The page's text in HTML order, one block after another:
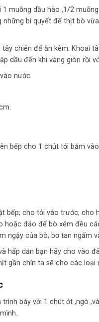
muỗng dầu hào ,1/2
bí quyết để thịt bò
chiên để ăn kèm. Khoai
dầu đến khi vàng giòn rồi
nước.
bếp cho 1 chút tỏi băm
bếp; cho tỏi vào trước,
hoặc đảo để bò xém đều
ngậy của bò; bơ tan ngấm
hấp dẫn bạn hãy cho vào
gần chín ta sẽ cho các
trình bày với 1 chút ớt ,ngò